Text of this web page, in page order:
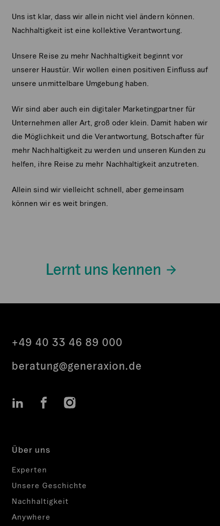
Uns ist klar, dass wir allein nicht viel ändern können.
Nachhaltigkeit ist eine kollektive Verantwortung.
Unsere Reise zu mehr Nachhaltigkeit beginnt vor
unserer Haustür. Wir wollen einen positiven Einfluss auf
unsere unmittelbare Umgebung haben.
Wir sind aber auch ein digitaler Marketingpartner für
Unternehmen aller Art, groß oder klein. Damit haben wir
die Möglichkeit und die Verantwortung, Botschafter für
mehr Nachhaltigkeit zu werden und unseren Kunden zu
helfen, ihre Reise zu mehr Nachhaltigkeit anzutreten.
Allein sind wir vielleicht schnell, aber gemeinsam
können wir es weit bringen.
Lernt uns kennen
+49 40 33 46 89 000
beratung@generaxion.de
LinkedInFacebookInstagram
Über uns
Experten
Unsere Geschichte
Nachhaltigkeit
Anywhere